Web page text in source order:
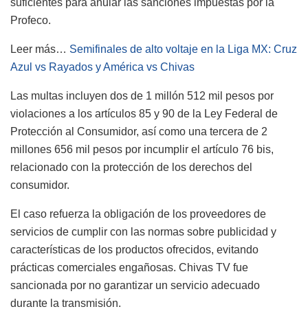
suficientes para anular las sanciones impuestas por la
Profeco.
Leer más… Semifinales de alto voltaje en la Liga MX: Cruz
Azul vs Rayados y América vs Chivas
Las multas incluyen dos de 1 millón 512 mil pesos por
violaciones a los artículos 85 y 90 de la Ley Federal de
Protección al Consumidor, así como una tercera de 2
millones 656 mil pesos por incumplir el artículo 76 bis,
relacionado con la protección de los derechos del
consumidor.
El caso refuerza la obligación de los proveedores de
servicios de cumplir con las normas sobre publicidad y
características de los productos ofrecidos, evitando
prácticas comerciales engañosas. Chivas TV fue
sancionada por no garantizar un servicio adecuado
durante la transmisión.